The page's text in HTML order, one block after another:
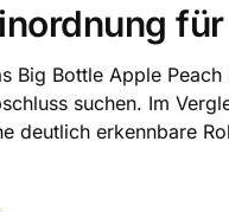
Big Bottle Apple
suchen. Im
deutlich erkennbare